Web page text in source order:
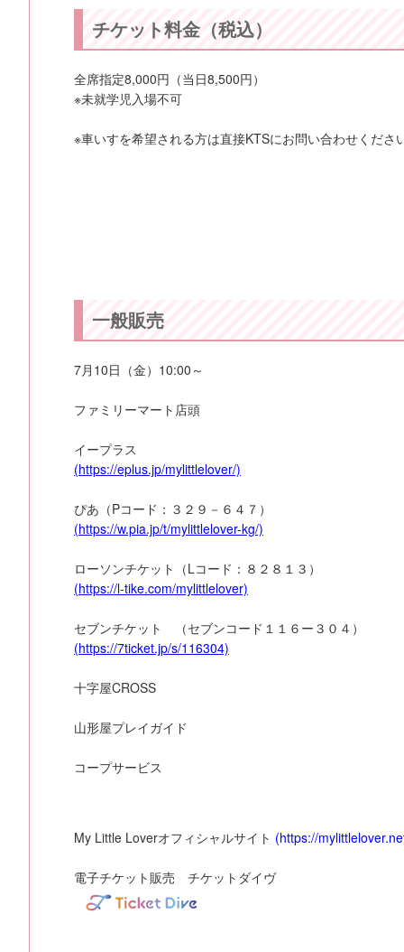
チケット料金（税込）
全席指定8,000円（当日8,500円）
※未就学児入場不可
※車いすを希望される方は直接KTSにお問い合わせくださ
一般販売
7月10日（金）10:00～
ファミリーマート店頭
イープラス
(https://eplus.jp/mylittlelover/)
ぴあ（Pコード：３２９－６４７）
(https://w.pia.jp/t/mylittlelover-kg/)
ローソンチケット（Lコード：８２８１３）
(https://l-tike.com/mylittlelover)
セブンチケット （セブンコード１１６ー３０４）
(https://7ticket.jp/s/116304)
十字屋CROSS
山形屋プレイガイド
コープサービス
My Little Loverオフィシャルサイト (https://
電子チケット販売 チケットダイヴ